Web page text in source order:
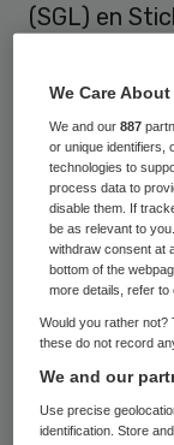
(SGL) en
toezicht
tijdelijke
vaste
zijn twee
hebben de
Vaste
De tijdelijke
We Care
We and our887
or unique identifiers,
technologies to
process data to
disable them. If
be as relevant to
withdraw consent at
bottom of the
more details, refer to
Would you rather not?
these do not record
We and our
Use precise
identification. Store